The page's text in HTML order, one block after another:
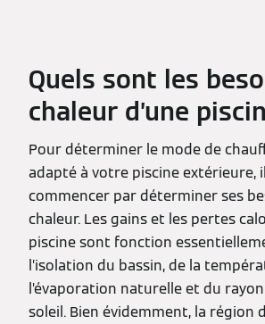
Quels sont les
chaleur d’une
Pour déterminer le mode de
adapté à votre piscine extérieure,
commencer par déterminer ses
chaleur. Les gains et les pertes
piscine sont fonction
l’isolation du bassin, de la
l’évaporation naturelle et du
soleil. Bien évidemment, la région